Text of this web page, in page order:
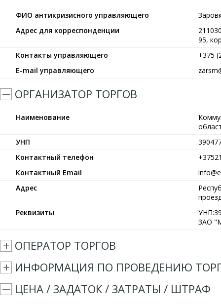
ФИО антикризисного управляющего
Адрес для корреспонденции
95,
Контакты управляющего
+375
E-mail управляющего
ОРГАНИЗАТОР ТОРГОВ
Наименование
УНП
Контактный телефон
Контактный Email
Адрес
Реквизиты
ЗАО
ОПЕРАТОР ТОРГОВ
ИНФОРМАЦИЯ ПО ПРОВЕДЕНИЮ
ЦЕНА / ЗАДАТОК / ЗАТРАТЫ / ШТРАФ